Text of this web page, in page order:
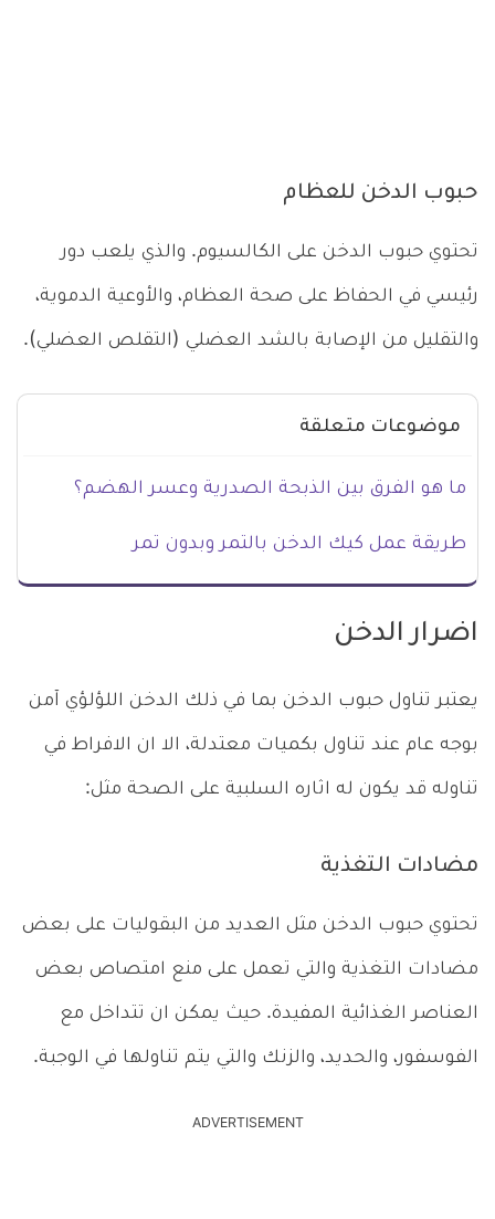
حبوب الدخن للعظام
تحتوي حبوب الدخن على الكالسيوم. والذي يلعب دور
رئيسي في الحفاظ على صحة العظام، والأوعية الدموية،
والتقليل من الإصابة بالشد العضلي (التقلص العضلي).
موضوعات متعلقة
ما هو الفرق بين الذبحة الصدرية وعسر الهضم؟
طريقة عمل كيك الدخن بالتمر وبدون تمر
اضرار الدخن
يعتبر تناول حبوب الدخن بما في ذلك الدخن اللؤلؤي آمن
بوجه عام عند تناول بكميات معتدلة، الا ان الافراط في
تناوله قد يكون له اثاره السلبية على الصحة مثل:
مضادات التغذية
تحتوي حبوب الدخن مثل العديد من البقوليات على بعض
مضادات التغذية والتي تعمل على منع امتصاص بعض
العناصر الغذائية المفيدة. حيث يمكن ان تتداخل مع
الفوسفور، والحديد، والزنك والتي يتم تناولها في الوجبة.
ADVERTISEMENT